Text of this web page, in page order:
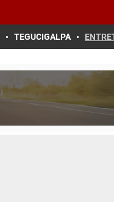
TEGUCIGALPA